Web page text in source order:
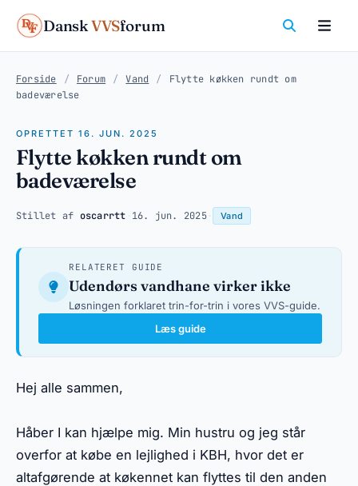
DanskVVSforum
Forside / Forum / Vand /
Flytte køkken rundt om
badeværelse
OPRETTET 16. JUN. 2025
Flytte køkken rundt om
badeværelse
Stillet af oscarrtt 16. jun. 2025· Vand
RELATERET GUIDE
Udendørs vandhane virker ikke
Løsningen forklaret trin-for-trin i vores VVS-guide.
Læs guide
Hej alle sammen,
Håber I kan hjælpe mig. Min hustru og jeg står
overfor at købe en lejlighed i KBH, hvor det er
altafgørende at køkennet kan flyttes til den anden